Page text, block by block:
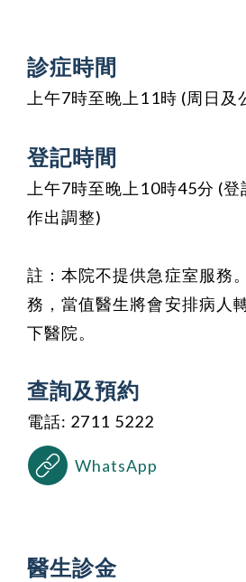
診症時間
上午7時至晚上11時 (周日及
登記時間
上午7時至晚上10時45分 (登
作出調整)
註：本院不提供急症室服務
務，當值醫生將會安排病人
下醫院。
查詢及預約
電話: 2711 5222
WhatsApp
醫生診金